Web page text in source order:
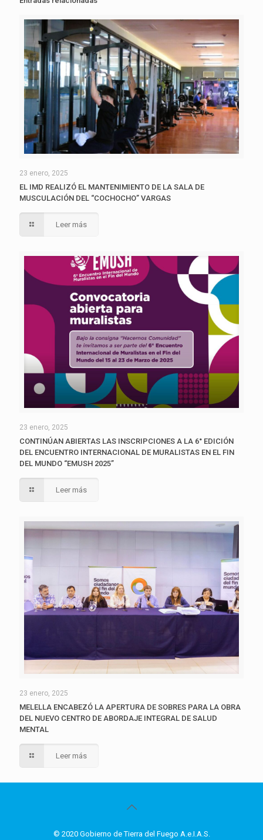
23 enero, 2025
EL IMD REALIZÓ EL MANTENIMIENTO DE LA SALA DE
MUSCULACIÓN DEL “COCHOCHO” VARGAS
Leer más
23 enero, 2025
CONTINÚAN ABIERTAS LAS INSCRIPCIONES A LA 6° EDICIÓN
DEL ENCUENTRO INTERNACIONAL DE MURALISTAS EN EL FIN
DEL MUNDO “EMUSH 2025”
Leer más
23 enero, 2025
MELELLA ENCABEZÓ LA APERTURA DE SOBRES PARA LA OBRA
DEL NUEVO CENTRO DE ABORDAJE INTEGRAL DE SALUD
MENTAL
Leer más
© 2020 Gobierno de Tierra del Fuego A.e.I.A.S.